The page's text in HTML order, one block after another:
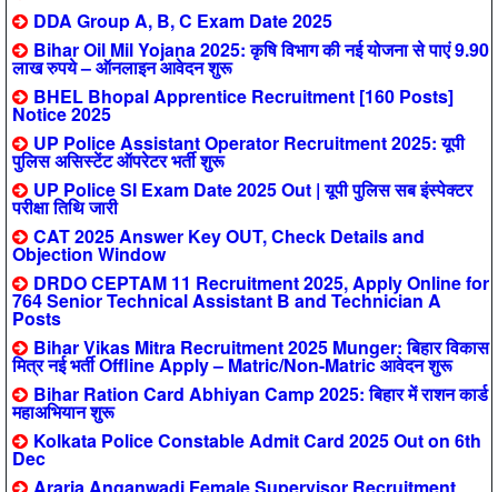
DDA Group A, B, C Exam Date 2025
Bihar Oil Mil Yojana 2025: कृषि विभाग की नई योजना से पाएं 9.90
लाख रुपये – ऑनलाइन आवेदन शुरू
BHEL Bhopal Apprentice Recruitment [160 Posts]
Notice 2025
UP Police Assistant Operator Recruitment 2025: यूपी
पुलिस असिस्टेंट ऑपरेटर भर्ती शुरू
UP Police SI Exam Date 2025 Out | यूपी पुलिस सब इंस्पेक्टर
परीक्षा तिथि जारी
CAT 2025 Answer Key OUT, Check Details and
Objection Window
DRDO CEPTAM 11 Recruitment 2025, Apply Online for
764 Senior Technical Assistant B and Technician A
Posts
Bihar Vikas Mitra Recruitment 2025 Munger: बिहार विकास
मित्र नई भर्ती Offline Apply – Matric/Non-Matric आवेदन शुरू
Bihar Ration Card Abhiyan Camp 2025: बिहार में राशन कार्ड
महाअभियान शुरू
Kolkata Police Constable Admit Card 2025 Out on 6th
Dec